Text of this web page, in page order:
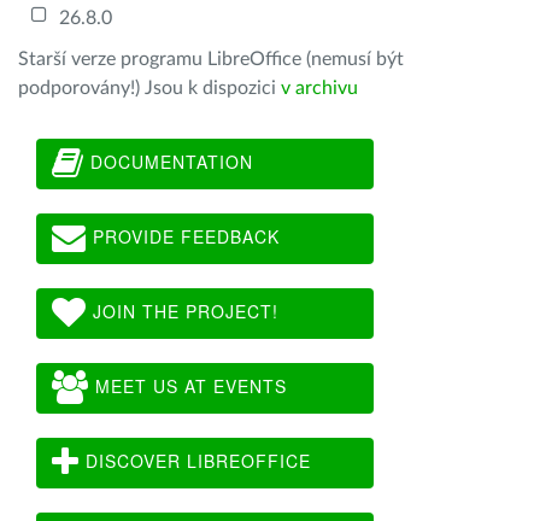
26.8.0
Starší verze programu LibreOffice (nemusí být
podporovány!) Jsou k dispozici v archivu
DOCUMENTATION
PROVIDE FEEDBACK
JOIN THE PROJECT!
MEET US AT EVENTS
DISCOVER LIBREOFFICE